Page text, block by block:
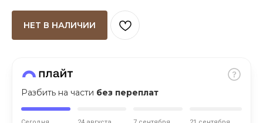
НЕТ В НАЛИЧИИ
Разбить на части без переплат